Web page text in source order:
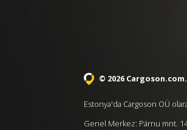
© 2026 Cargoson.com
Estonya'da Cargoson OÜ
Genel Merkez: Pärnu mnt.